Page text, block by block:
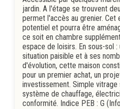
jardin. A l'étage se trouvent
permet l'accès au grenier. Cet
potentiel et pourra être
ce soit en chambre
espace de loisirs. En sous-sol :
situation paisible et à ses
d'évolution, cette maison
pour un premier achat, un
investissement. Simple vitrage
système de chauffage,
conformité. Indice PEB : G